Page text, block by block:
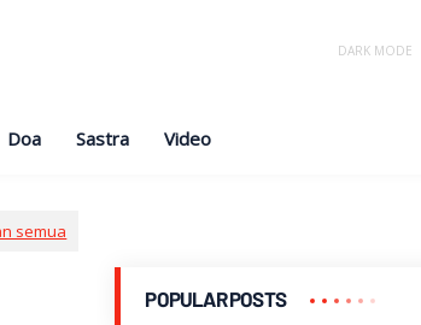
Doa Sastra Video
semua
POPULAR POSTS